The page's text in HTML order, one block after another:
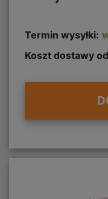
Termin wysyłki:
Koszt dostawy